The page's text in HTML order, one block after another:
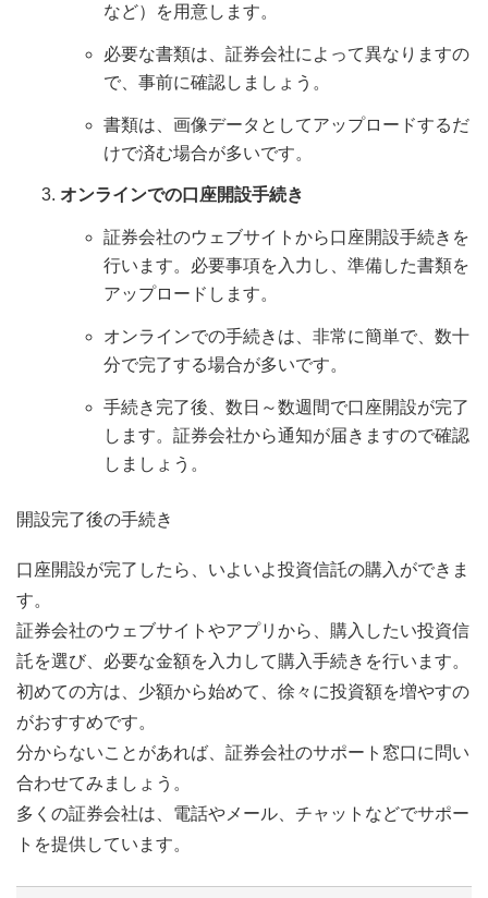
など）を用意します。
必要な書類は、証券会社によって異なりますの
で、事前に確認しましょう。
書類は、画像データとしてアップロードするだ
けで済む場合が多いです。
オンラインでの口座開設手続き
証券会社のウェブサイトから口座開設手続きを
行います。必要事項を入力し、準備した書類を
アップロードします。
オンラインでの手続きは、非常に簡単で、数十
分で完了する場合が多いです。
手続き完了後、数日～数週間で口座開設が完了
します。証券会社から通知が届きますので確認
しましょう。
開設完了後の手続き
口座開設が完了したら、いよいよ投資信託の購入ができま
す。
証券会社のウェブサイトやアプリから、購入したい投資信
託を選び、必要な金額を入力して購入手続きを行います。
初めての方は、少額から始めて、徐々に投資額を増やすの
がおすすめです。
分からないことがあれば、証券会社のサポート窓口に問い
合わせてみましょう。
多くの証券会社は、電話やメール、チャットなどでサポー
トを提供しています。